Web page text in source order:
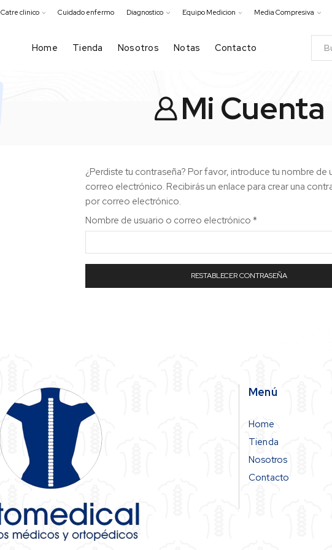
Catre clinico Cuidado enfermo Diagnostico Equipo Medicion Media Compresiva
Home Tienda Nosotros Notas Contacto
Mi Cuenta
¿Perdiste tu contraseña? Por favor, introduce tu nombre de
correo electrónico. Recibirás un enlace para crear una
por correo electrónico.
Nombre de usuario o correo electrónico *
RESTABLECER CONTRASEÑA
Menú
Home
Tienda
Nosotros
Contacto